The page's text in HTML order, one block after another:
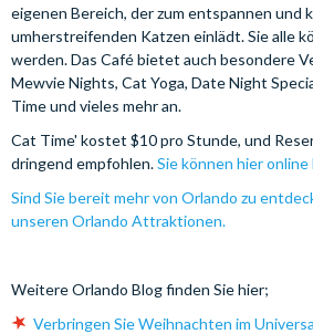
eigenen Bereich, der zum entspannen und
umherstreifenden Katzen einlädt. Sie alle
werden. Das Café bietet auch besondere
Mewvie Nights, Cat Yoga, Date Night
Time und vieles mehr an.
Cat Time' kostet $10 pro Stunde, und
dringend empfohlen.Sie können hier online
Sind Sie bereit mehr von Orlando zu
unseren Orlando Attraktionen.
Weitere Orlando Blog finden Sie hier;
Verbringen Sie Weihnachten im